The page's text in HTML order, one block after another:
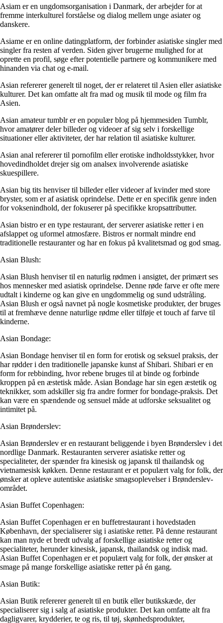
Asiam er en ungdomsorganisation i Danmark, der arbejder for at
fremme interkulturel forståelse og dialog mellem unge asiater og
danskere.
Asiame er en online datingplatform, der forbinder asiatiske singler med
singler fra resten af verden. Siden giver brugerne mulighed for at
oprette en profil, søge efter potentielle partnere og kommunikere med
hinanden via chat og e-mail.
Asian refererer generelt til noget, der er relateret til Asien eller asiatiske
kulturer. Det kan omfatte alt fra mad og musik til mode og film fra
Asien.
Asian amateur tumblr er en populær blog på hjemmesiden Tumblr,
hvor amatører deler billeder og videoer af sig selv i forskellige
situationer eller aktiviteter, der har relation til asiatiske kulturer.
Asian anal refererer til pornofilm eller erotiske indholdsstykker, hvor
hovedindholdet drejer sig om analsex involverende asiatiske
skuespillere.
Asian big tits henviser til billeder eller videoer af kvinder med store
bryster, som er af asiatisk oprindelse. Dette er en specifik genre inden
for voksenindhold, der fokuserer på specifikke kropsattributter.
Asian bistro er en type restaurant, der serverer asiatiske retter i en
afslappet og uformel atmosfære. Bistros er normalt mindre end
traditionelle restauranter og har en fokus på kvalitetsmad og god smag.
Asian Blush:
Asian Blush henviser til en naturlig rødmen i ansigtet, der primært ses
hos mennesker med asiatisk oprindelse. Denne røde farve er ofte mere
udtalt i kinderne og kan give en ungdommelig og sund udstråling.
Asian Blush er også navnet på nogle kosmetiske produkter, der bruges
til at fremhæve denne naturlige rødme eller tilføje et touch af farve til
kinderne.
Asian Bondage:
Asian Bondage henviser til en form for erotisk og seksuel praksis, der
har rødder i den traditionelle japanske kunst af Shibari. Shibari er en
form for rebbinding, hvor rebene bruges til at binde og forbinde
kroppen på en æstetisk måde. Asian Bondage har sin egen æstetik og
teknikker, som adskiller sig fra andre former for bondage-praksis. Det
kan være en spændende og sensuel måde at udforske seksualitet og
intimitet på.
Asian Brønderslev:
Asian Brønderslev er en restaurant beliggende i byen Brønderslev i det
nordlige Danmark. Restauranten serverer asiatiske retter og
specialiteter, der spænder fra kinesisk og japansk til thailandsk og
vietnamesisk køkken. Denne restaurant er et populært valg for folk, der
ønsker at opleve autentiske asiatiske smagsoplevelser i Brønderslev-
området.
Asian Buffet Copenhagen:
Asian Buffet Copenhagen er en buffetrestaurant i hovedstaden
København, der specialiserer sig i asiatiske retter. På denne restaurant
kan man nyde et bredt udvalg af forskellige asiatiske retter og
specialiteter, herunder kinesisk, japansk, thailandsk og indisk mad.
Asian Buffet Copenhagen er et populært valg for folk, der ønsker at
smage på mange forskellige asiatiske retter på én gang.
Asian Butik:
Asian Butik refererer generelt til en butik eller butikskæde, der
specialiserer sig i salg af asiatiske produkter. Det kan omfatte alt fra
dagligvarer, krydderier, te og ris, til tøj, skønhedsprodukter,